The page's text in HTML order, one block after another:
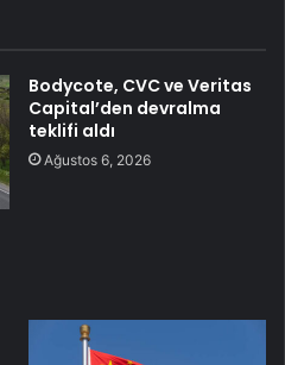
Bodycote, CVC ve Veritas
Capital’den devralma
teklifi aldı
Ağustos 6, 2026